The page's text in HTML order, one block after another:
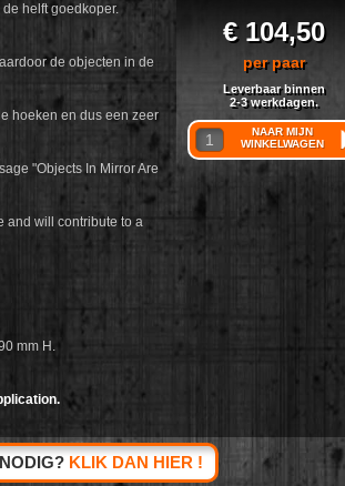
helft goedkoper.
de objecten in de
hoeken en dus een zeer
"Objects In Mirror Are
and will contribute to a
mm H.
€ 104,50
per paar
Leverbaar binnen
2-3 werkdagen.
NAAR MIJN
WINKELWAGEN
KLIK DAN HIER !